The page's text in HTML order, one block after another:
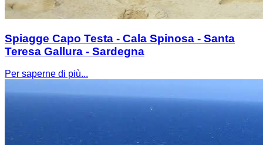
Spiagge Capo Testa - Cala Spinosa - Santa
Teresa Gallura - Sardegna
Per saperne di più...